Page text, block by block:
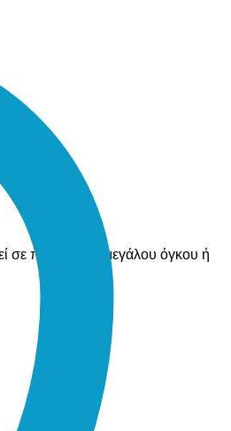
σε περίπτωση μεγάλου όγκου ή